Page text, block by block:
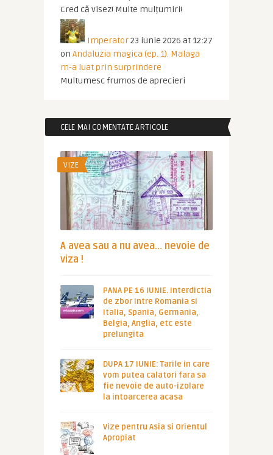
Cred că visez! Multe mulțumiri!
Imperator23 iunie 2026 at 12:27
on Andaluzia magica (ep. 1). Malaga
m-a luat prin surprindere
Multumesc frumos de aprecieri
CELE MAI COMENTATE ARTICOLE
VIZE
A avea sau a nu avea… nevoie de
viza !
PANA PE 16 IUNIE. Interdictia
de zbor intre Romania si
Italia, Spania, Germania,
Belgia, Anglia, etc este
prelungita
DUPA 17 IUNIE: Tarile in care
vom putea calatori fara sa
fie nevoie de auto-izolare
la intoarcerea acasa
Vize pentru Asia si Orientul
Apropiat